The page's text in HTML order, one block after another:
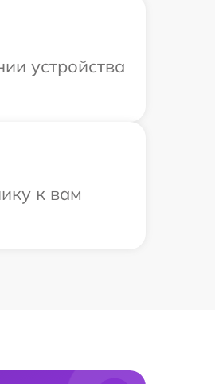
устройства
к вам